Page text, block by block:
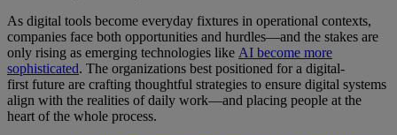
As digital tools become everyday fixtures in operational contexts,
companies face both opportunities and hurdles—and the stakes are
only rising as emerging technologies like AI become more
sophisticated. The organizations best positioned for a digital-
first future are crafting thoughtful strategies to ensure digital systems
align with the realities of daily work—and placing people at the
heart of the whole process.